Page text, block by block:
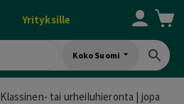
Yrityksille
Koko Suomi
Klassinen- tai urheiluhieronta | jopa